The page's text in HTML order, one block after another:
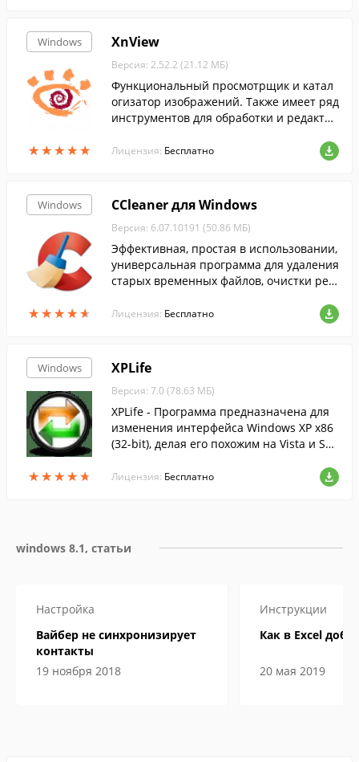
Windows
★★★★★
★★★★★
XnView
Версия: 2.52.2 (21.12 МБ)
Функциональный просмотрщик и катал
огизатор изображений. Также имеет ряд
инструментов для обработки и редактир
Лицензия: Бесплатно
Windows
★★★★★
★★★★★
CCleaner для Windows
Версия: 6.07.10191 (50.86 МБ)
Эффективная, простая в использовании,
универсальная программа для удаления
старых временных файлов, очистки рее
Лицензия: Бесплатно
Windows
★★★★★
★★★★★
XPLife
Версия: 7.0 (78.63 МБ)
XPLife - Программа предназначена для
изменения интерфейса Windows XP x86
(32-bit), делая его похожим на Vista и Sev
Лицензия: Бесплатно
windows 8.1, статьи
Настройка
Вайбер не синхронизирует
контакты
19 ноября 2018
Инструкции
Как в Excel
20 мая 2019